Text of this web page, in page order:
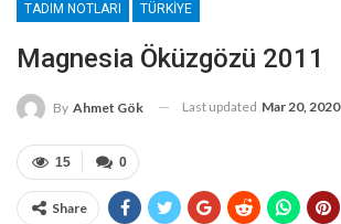
TADIM NOTLARI TÜRKIYE
Magnesia Öküzgözü 2011
By Ahmet Gök Last updated Mar 20, 2020
0
15
Share